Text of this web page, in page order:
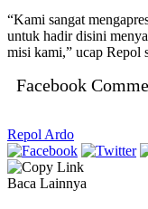
“Kami sangat
untuk hadir disini
misi kami,” ucap Repol
Facebook
Repol Ardo
Baca Lainnya